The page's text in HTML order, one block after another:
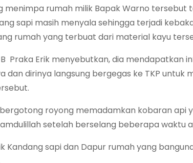
menimpa rumah milik Bapak Warno tersebut
sapi masih menyala sehingga terjadi
rumah yang terbuat dari material kayu
Praka Erik menyebutkan, dia mendapatkan
dan dirinya langsung bergegas ke TKP
royong memadamkan kobaran api
setelah berselang beberapa waktu
Kandang sapi dan Dapur rumah yang